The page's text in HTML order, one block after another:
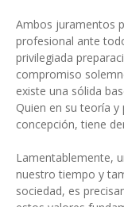
Ambos juramentos
profesional ante
privilegiada
compromiso
existe una sólida
Quien en su teoría
concepción, tiene
Lamentablemente,
nuestro tiempo y
sociedad, es